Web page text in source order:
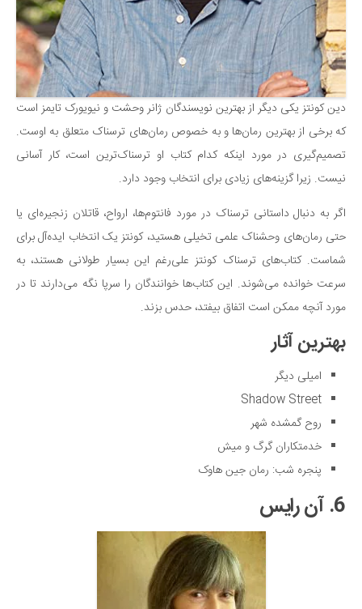
دین کونتز یکی دیگر از بهترین نویسندگان ژانر وحشت و نیویورک تایمز است
که برخی از بهترین رمان‌ها و به خصوص رمان‌های ترسناک متعلق به اوست.
تصمیم‌گیری در مورد اینکه کدام کتاب او ترسناک‌ترین است، کار آسانی
نیست. زیرا گزینه‌های زیادی برای انتخاب وجود دارد.
اگر به دنبال داستانی ترسناک در مورد فانتوم‌ها، ارواح، قاتلان زنجیره‌ای یا
حتی رمان‌های وحشناک علمی تخیلی هستید، کونتز یک انتخاب ایده‌آل برای
شماست. کتاب‌های ترسناک کونتز علی‌رغم این بسیار طولانی هستند، به
سرعت خوانده می‌شوند. این کتاب‌ها خوانندگان را سرپا نگه می‌دارند تا در
مورد آنچه ممکن است اتفاق بیفتد، حدس بزند.
بهترین آثار
امیلی دیگر
Shadow Street
روح گمشده شهر
خدمتکاران گرگ و میش
پنجره شب: رمان جین هاوک
6. آن رایس